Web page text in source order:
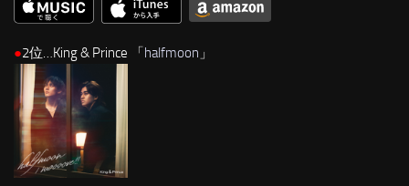
●2位…King & Prince 「halfmoon 」